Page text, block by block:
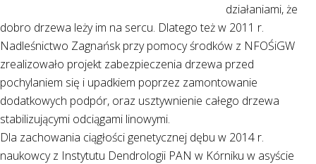
działaniami, że
dobro drzewa leży im na sercu. Dlatego też w 2011 r.
Nadleśnictwo Zagnańsk przy pomocy środków z NFOŚiGW
zrealizowało projekt zabezpieczenia drzewa przed
pochylaniem się i upadkiem poprzez zamontowanie
dodatkowych podpór, oraz usztywnienie całego drzewa
stabilizującymi odciągami linowymi.
Dla zachowania ciągłości genetycznej dębu w 2014 r.
naukowcy z Instytutu Dendrologii PAN w Kórniku w asyście